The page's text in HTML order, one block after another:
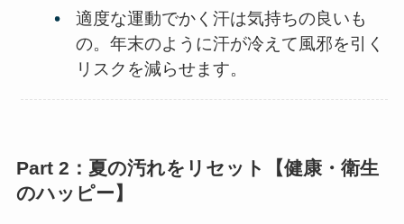
適度な運動でかく汗は気持ちの良いも
の。年末のように汗が冷えて風邪を引く
リスクを減らせます。
Part 2：夏の汚れをリセット【健康・衛生
のハッピー】